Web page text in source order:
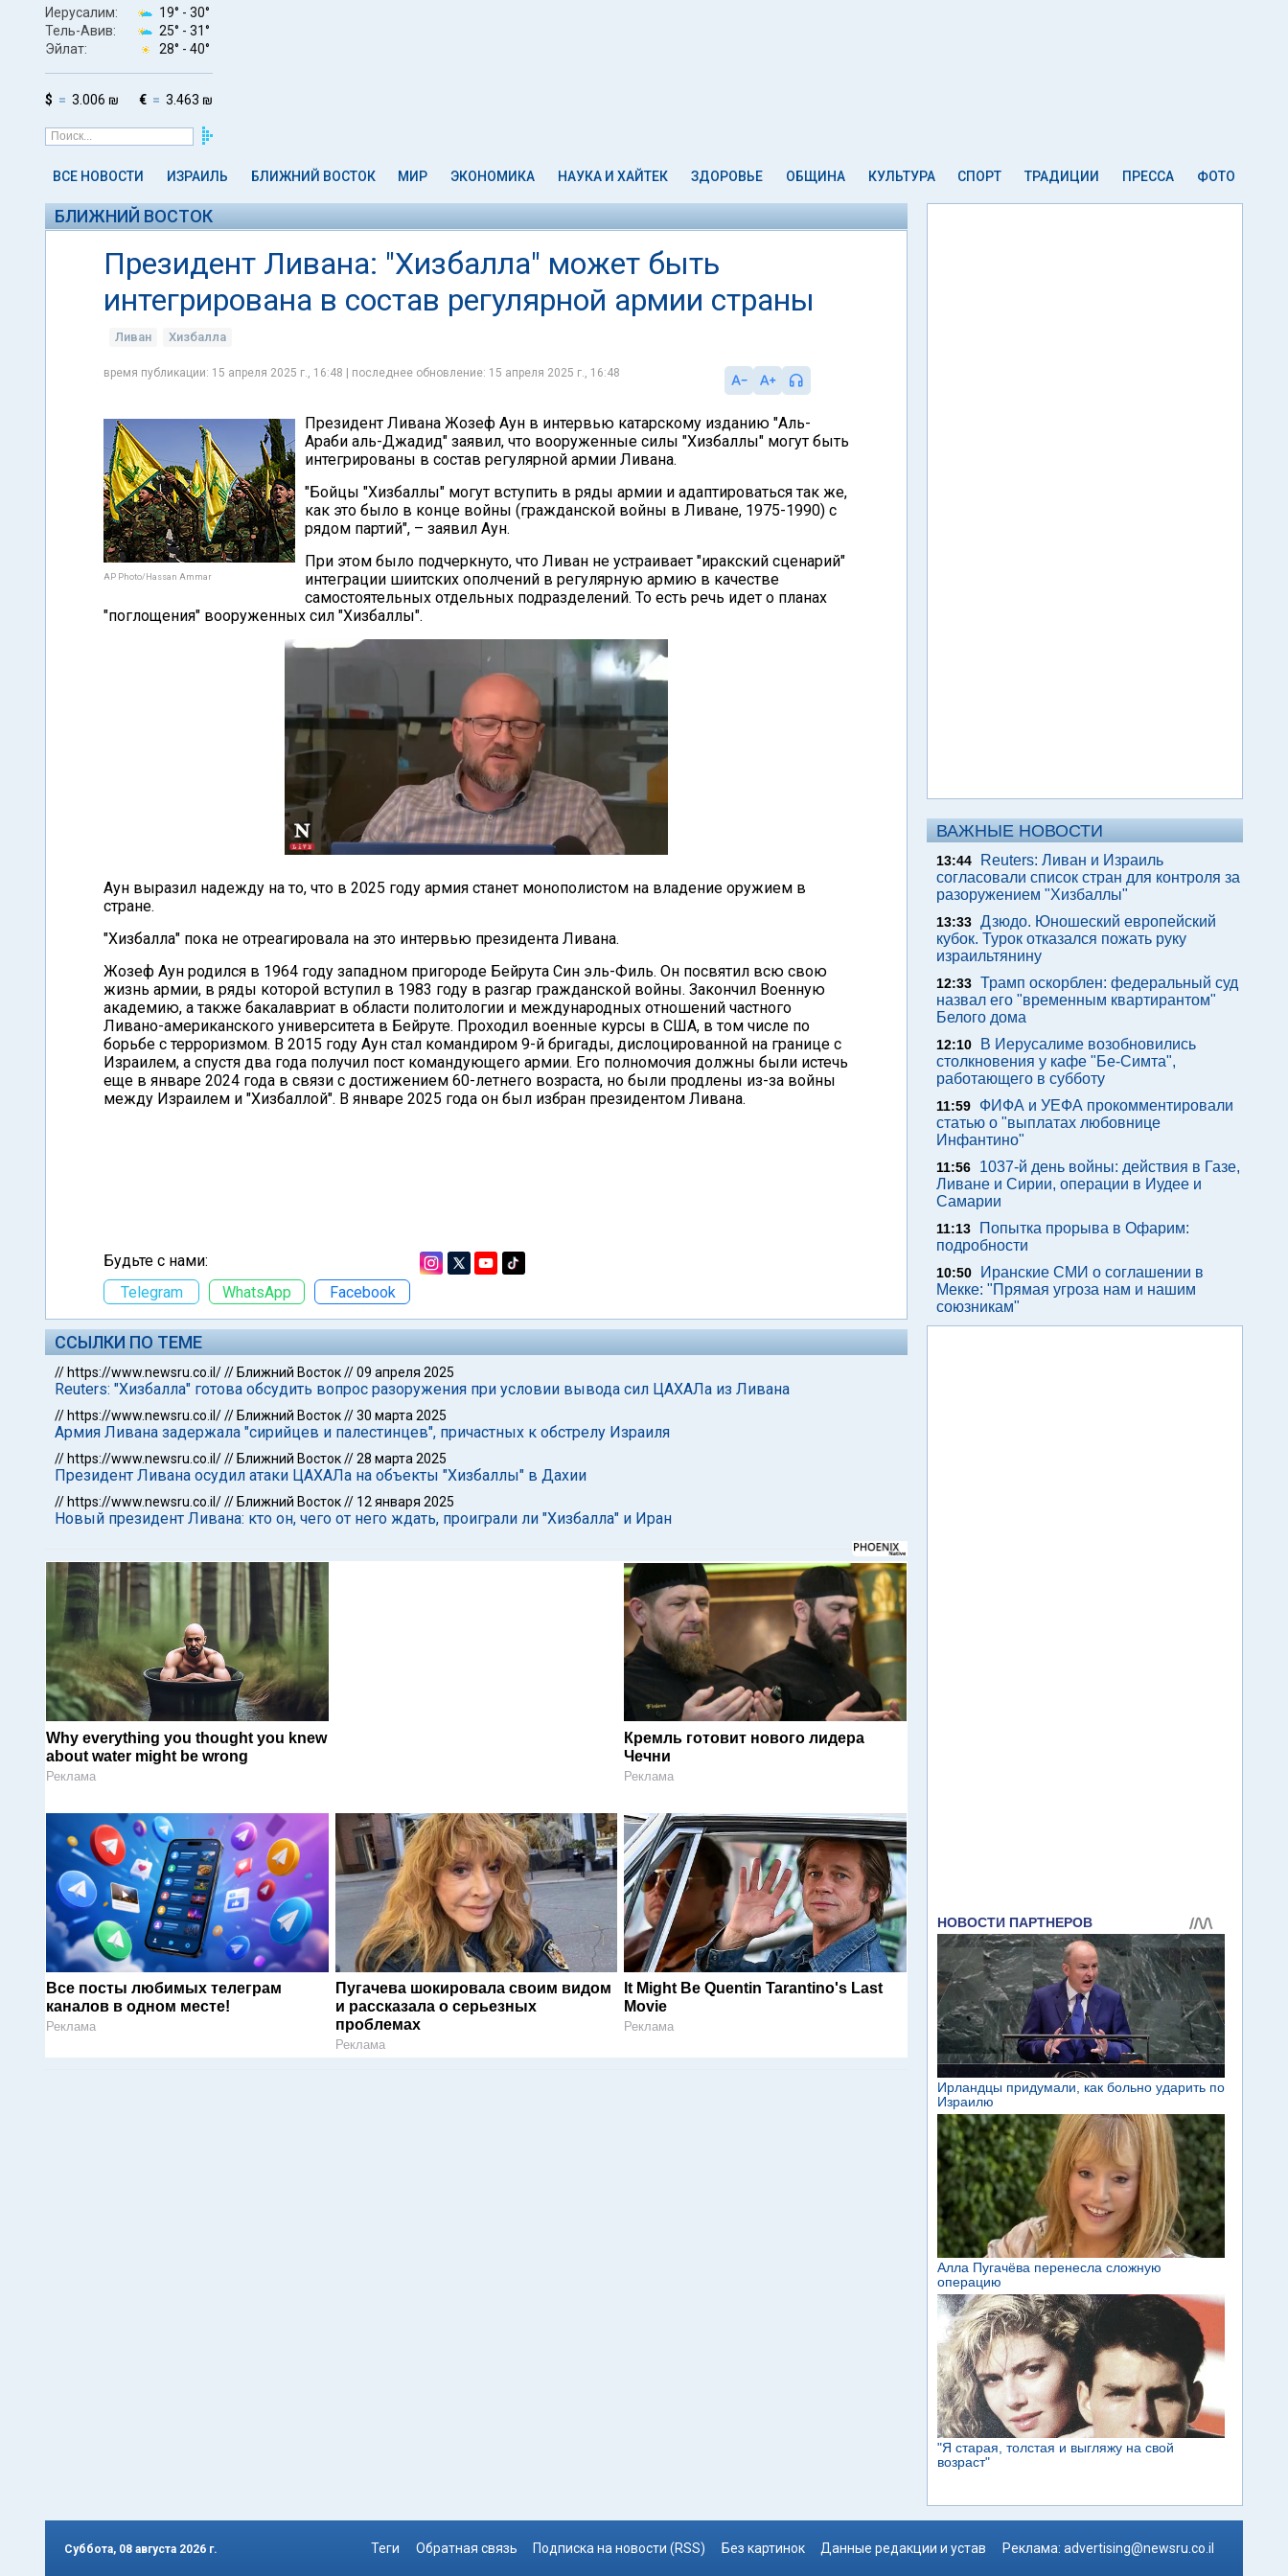
Иерусалим: 19° - 30°
Тель-Авив:
25° - 31°
Эйлат:
28° - 40°
$ 3.006 ₪ € 3.463 ₪
ВСЕ НОВОСТИ ИЗРАИЛЬ БЛИЖНИЙ ВОСТОК МИР ЭКОНОМИКА НАУКА И ХАЙТЕК ЗДОРОВЬЕ ОБЩИНА КУЛЬТУРА СПОРТ ТРАДИЦИИ ПРЕССА ФОТО
БЛИЖНИЙ ВОСТОК
Президент Ливана: "Хизбалла" может быть
интегрирована в состав регулярной армии страны
Ливан Хизбалла
время публикации: 15 апреля 2025 г., 16:48 | последнее обновление: 15 апреля 2025 г., 16:48
AP Photo/Hassan Ammar
Президент Ливана Жозеф Аун в интервью катарскому изданию "Аль-
Араби аль-Джадид" заявил, что вооруженные силы "Хизбаллы" могут быть
интегрированы в состав регулярной армии Ливана.
"Бойцы "Хизбаллы" могут вступить в ряды армии и адаптироваться так же,
как это было в конце войны (гражданской войны в Ливане, 1975-1990) с
рядом партий", – заявил Аун.
При этом было подчеркнуто, что Ливан не устраивает "иракский сценарий"
интеграции шиитских ополчений в регулярную армию в качестве
самостоятельных отдельных подразделений. То есть речь идет о планах
"поглощения" вооруженных сил "Хизбаллы".
Аун выразил надежду на то, что в 2025 году армия станет монополистом на владение оружием в
стране.
"Хизбалла" пока не отреагировала на это интервью президента Ливана.
Жозеф Аун родился в 1964 году западном пригороде Бейрута Син эль-Филь. Он посвятил всю свою
жизнь армии, в ряды которой вступил в 1983 году в разгар гражданской войны. Закончил Военную
академию, а также бакалавриат в области политологии и международных отношений частного
Ливано-американского университета в Бейруте. Проходил военные курсы в США, в том числе по
борьбе с терроризмом. В 2015 году Аун стал командиром 9-й бригады, дислоцированной на границе с
Израилем, а спустя два года получил пост командующего армии. Его полномочия должны были истечь
еще в январе 2024 года в связи с достижением 60-летнего возраста, но были продлены из-за войны
между Израилем и "Хизбаллой". В январе 2025 года он был избран президентом Ливана.
Будьте с нами:
Telegram
WhatsApp Facebook
ССЫЛКИ ПО ТЕМЕ
// https://www.newsru.co.il/// Ближний Восток//09 апреля 2025
Reuters: "Хизбалла" готова обсудить вопрос разоружения при условии вывода сил ЦАХАЛа из Ливана
// https://www.newsru.co.il/// Ближний Восток//30 марта 2025
Армия Ливана задержала "сирийцев и палестинцев", причастных к обстрелу Израиля
// https://www.newsru.co.il/// Ближний Восток//28 марта 2025
Президент Ливана осудил атаки ЦАХАЛа на объекты "Хизбаллы" в Дахии
// https://www.newsru.co.il/// Ближний Восток// 12 января 2025
Новый президент Ливана: кто он, чего от него ждать, проиграли ли "Хизбалла" и Иран
Why everything you thought you knew
about water might be wrong
Реклама
Кремль готовит нового лидера
Чечни
Реклама
Все посты любимых телеграм
каналов в одном месте!
Реклама
Пугачева шокировала своим видом
и рассказала о серьезных
проблемах
Реклама
It Might Be Quentin Tarantino's Last
Movie
Реклама
ВАЖНЫЕ НОВОСТИ
13:44
Reuters: Ливан и Израиль
согласовали список стран для контроля за
разоружением "Хизбаллы"
13:33 Дзюдо. Юношеский европейский
кубок. Турок отказался пожать руку
израильтянину
12:33 Трамп оскорблен: федеральный суд
назвал его "временным квартирантом"
Белого дома
12:10
В Иерусалиме возобновились
столкновения у кафе "Бе-Симта",
работающего в субботу
11:59
ФИФА и УЕФА прокомментировали
статью о "выплатах любовнице
Инфантино"
11:56
1037-й день войны: действия в Газе,
Ливане и Сирии, операции в Иудее и
Самарии
11:13
Попытка прорыва в Офарим:
подробности
10:50
Иранские СМИ о соглашении в
Мекке: "Прямая угроза нам и нашим
союзникам"
Суббота, 08 августа 2026 г. Теги Обратная связь Подписка на новости (RSS) Без картинок Данные редакции и устав Реклама: advertising@newsru.co.il